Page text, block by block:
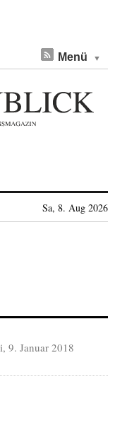
Menü
Sa, 8. Aug 2026
9. Januar 2018